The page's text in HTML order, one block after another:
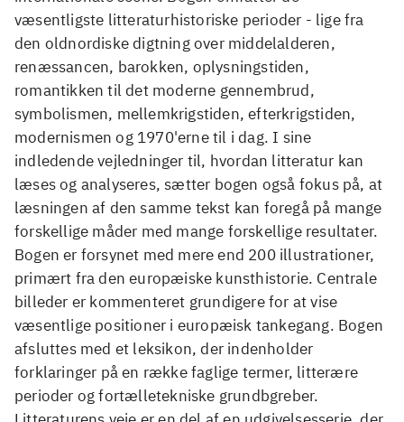
væsentligste litteraturhistoriske perioder - lige fra
den oldnordiske digtning over middelalderen,
renæssancen, barokken, oplysningstiden,
romantikken til det moderne gennembrud,
symbolismen, mellemkrigstiden, efterkrigstiden,
modernismen og 1970'erne til i dag. I sine
indledende vejledninger til, hvordan litteratur kan
læses og analyseres, sætter bogen også fokus på, at
læsningen af den samme tekst kan foregå på mange
forskellige måder med mange forskellige resultater.
Bogen er forsynet med mere end 200 illustrationer,
primært fra den europæiske kunsthistorie. Centrale
billeder er kommenteret grundigere for at vise
væsentlige positioner i europæisk tankegang. Bogen
afsluttes med et leksikon, der indenholder
forklaringer på en række faglige termer, litterære
perioder og fortælletekniske grundbgreber.
Litteraturens veje er en del af en udgivelsesserie, der